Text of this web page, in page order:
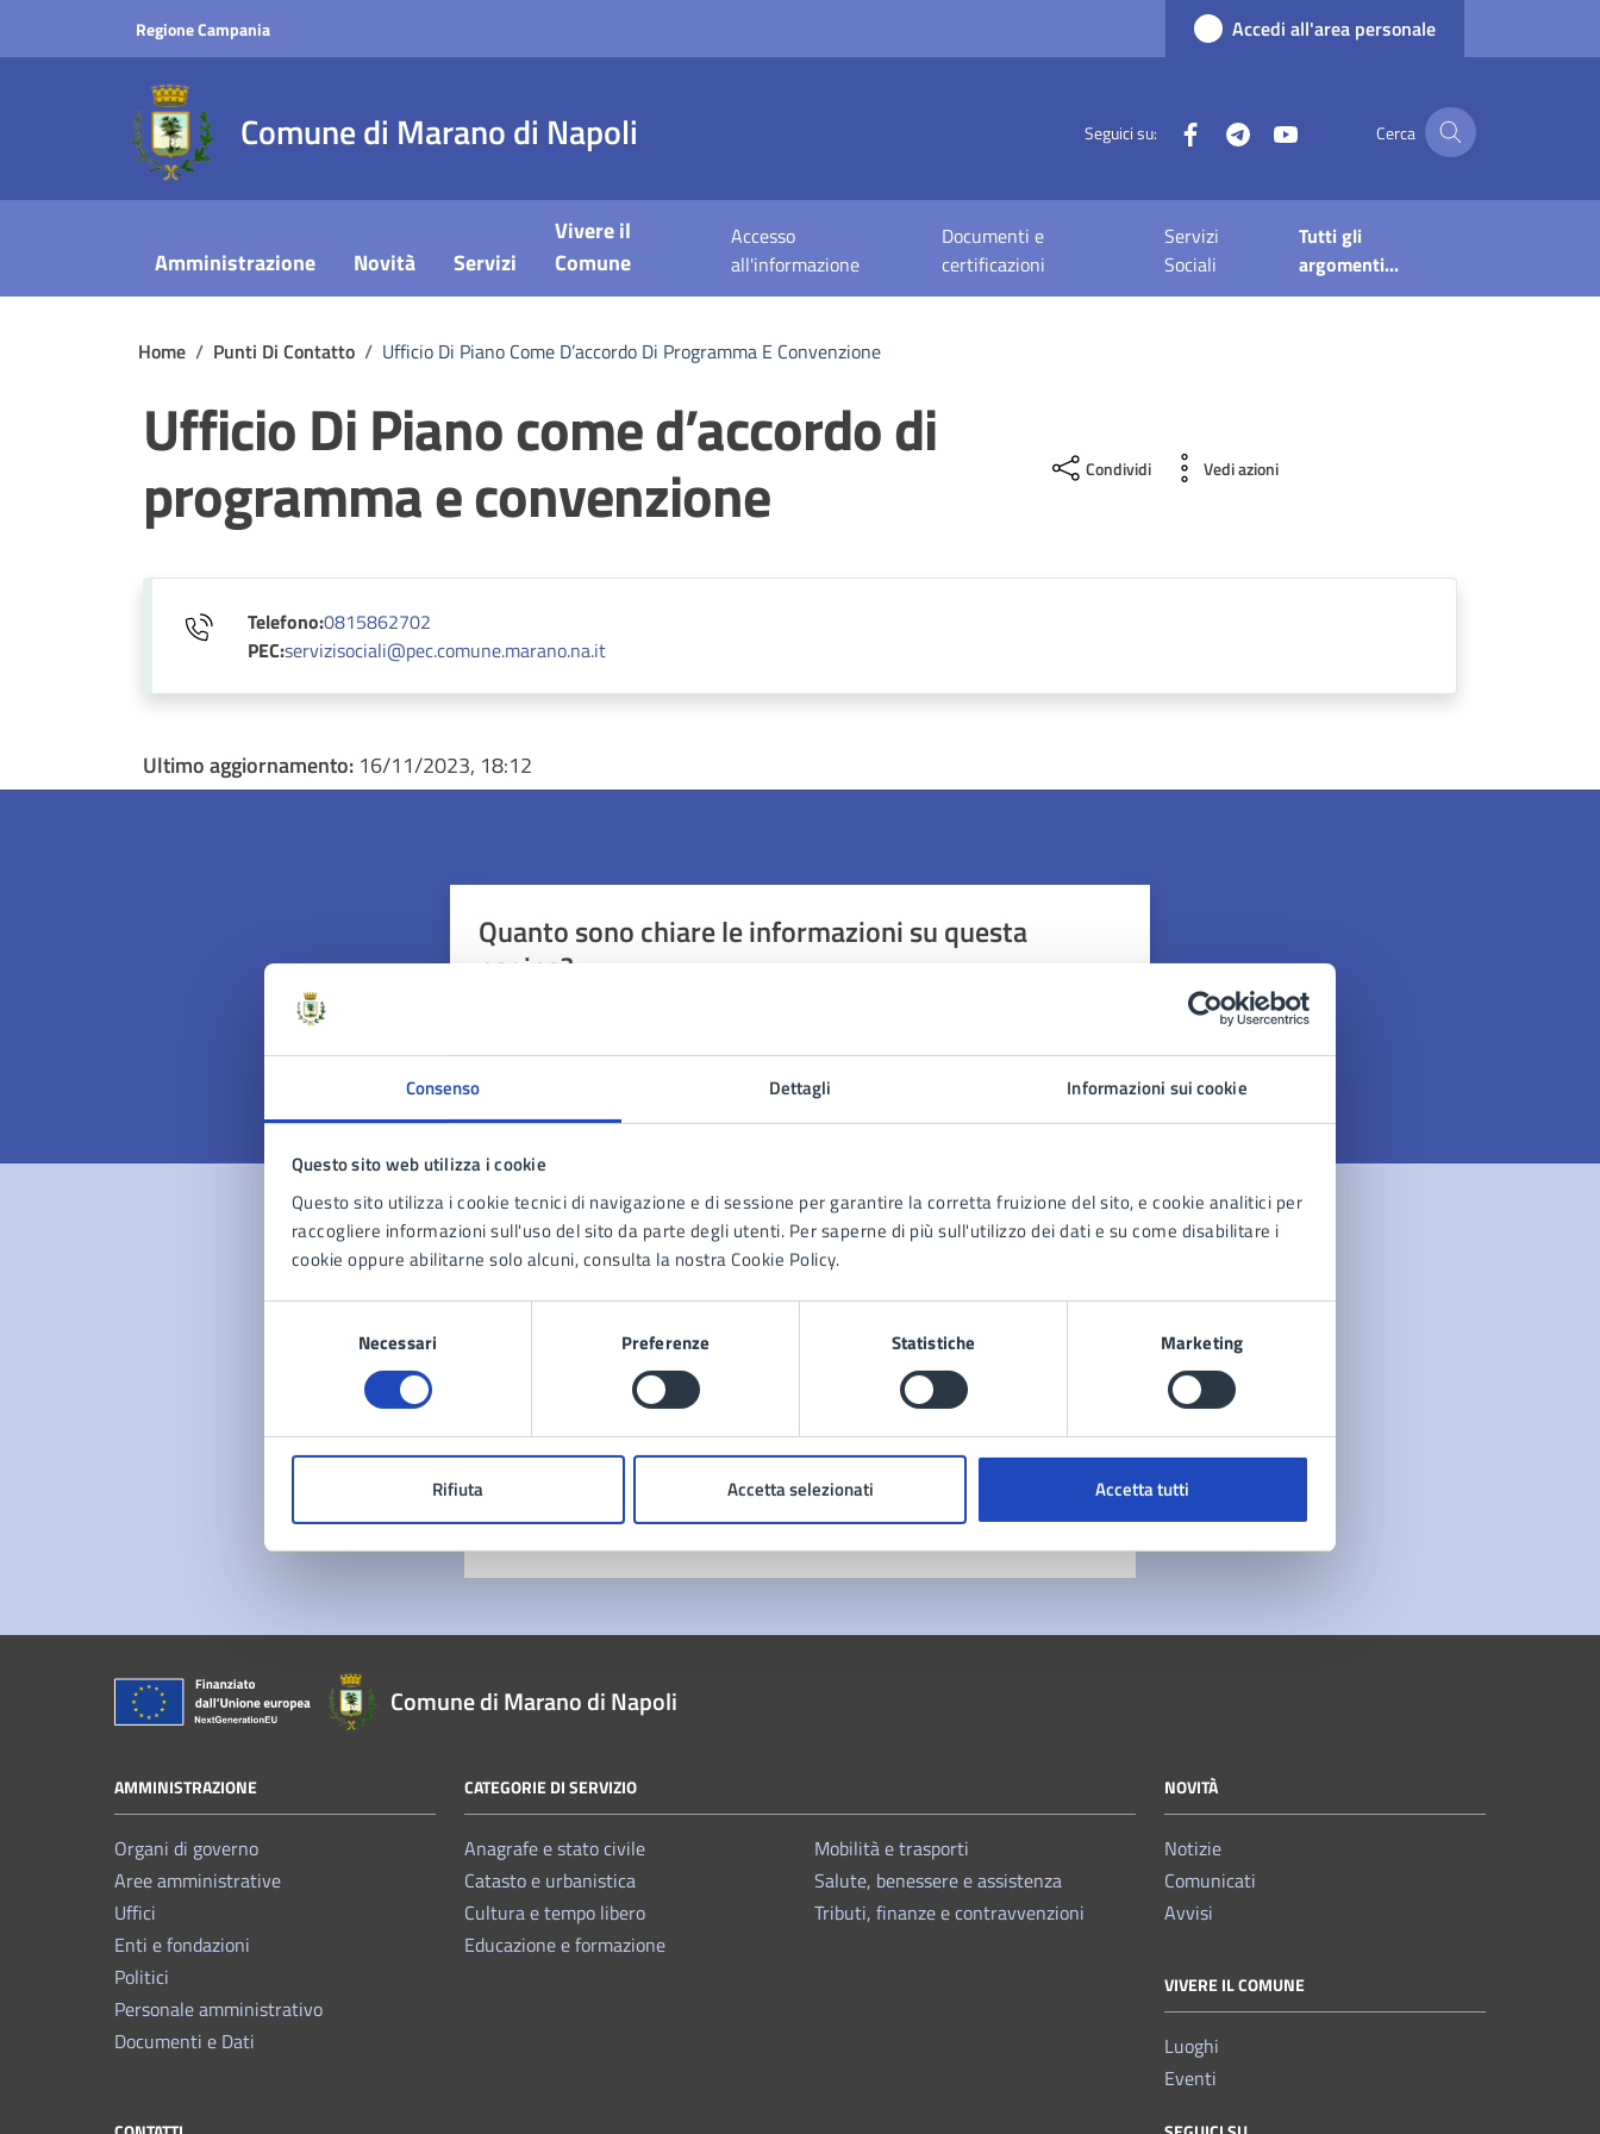
Consenso Dettagli Informazioni sui cookie
Questo sito web utilizza i cookie
Questo sito utilizza i cookie tecnici di navigazione e di sessione per garantire la corretta fruizione del sito, e cookie analitici per
raccogliere informazioni sull'uso del sito da parte degli utenti. Per saperne di più sull'utilizzo dei dati e su come disabilitare i
cookie oppure abilitarne solo alcuni, consulta la nostra Cookie Policy.
Necessari Preferenze Statistiche Marketing
Rifiuta Accetta selezionati Accetta tutti
Regione Campania Accedi all'area personale
Comune di Marano di Napoli Seguici su: FacebookTelegram Cerca
Amministrazione Novità Servizi
Vivere il
Comune
Accesso
all'informazione
Documenti e
certificazioni
Servizi
Sociali
Tutti gli
argomenti...
Home / Punti Di Contatto / Ufficio Di Piano Come D’accordo Di Programma E Convenzione
Ufficio Di Piano come d’accordo di
programma e convenzione Condividi Vedi azioni
Telefono:0815862702
PEC:servizisociali@pec.comune.marano.na.it
Ultimo aggiornamento: 16/11/2023, 18:12
Quanto sono chiare le informazioni su questa
pagina?
Valuta 5 stelle su 5
Valuta 4 stelle su 5
Valuta 3 stelle su 5
Valuta 2 stelle su 5
Valuta 1 stelle su 5
Contatta il comune
Richiedi assistenza
Prenota appuntamento
Segnala disservizio
Comune di Marano di Napoli
AMMINISTRAZIONE
Organi di governo
Aree amministrative
Uffici
Enti e fondazioni
Politici
Personale amministrativo
Documenti e Dati
CATEGORIE DI SERVIZIO
Anagrafe e stato civile
Catasto e urbanistica
Cultura e tempo libero
Educazione e formazione
Mobilità e trasporti
Salute, benessere e assistenza
Tributi, finanze e contravvenzioni
NOVITÀ
Notizie
Comunicati
Avvisi
VIVERE IL COMUNE
Luoghi
Eventi